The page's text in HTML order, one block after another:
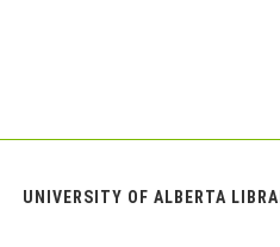
UNIVERSITY OF ALBERTA